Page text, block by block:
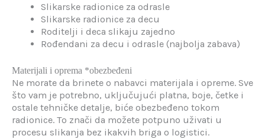
Slikarske radionice za odrasle
Slikarske radionice za decu
Roditelji i deca slikaju zajedno
Rođendani za decu i odrasle (najbolja zabava)
Materijali i oprema *obezbeđeni
Ne morate da brinete o nabavci materijala i opreme. Sve
što vam je potrebno, uključujući platna, boje, četke i
ostale tehničke detalje, biće obezbeđeno tokom
radionice. To znači da možete potpuno uživati u
procesu slikanja bez ikakvih briga o logistici.